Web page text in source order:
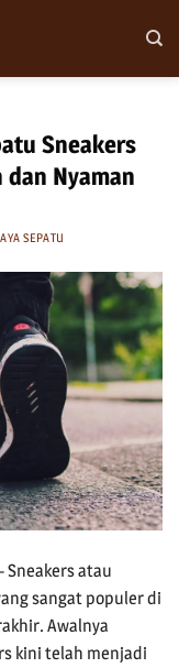
Sneakers
Nyaman
SEPATU
Sneakers atau
sangat populer di
Awalnya
kini telah menjadi